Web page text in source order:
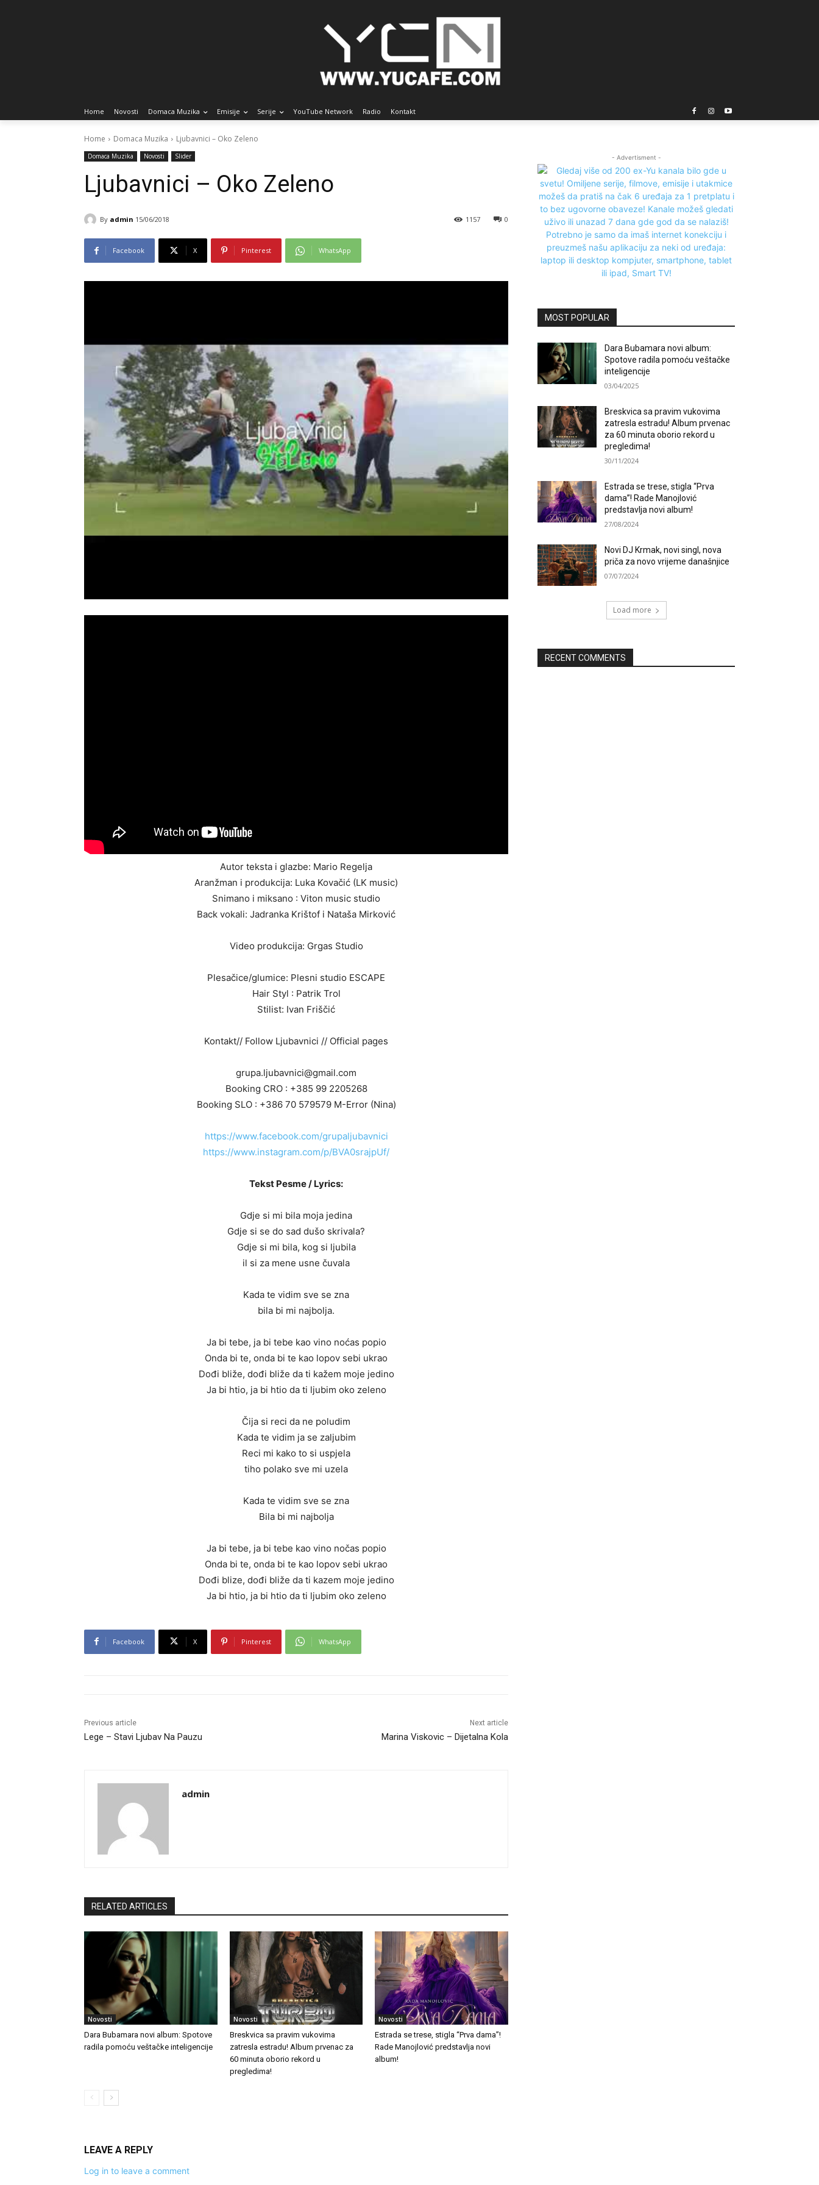
Home Novosti Domaca Muzika Emisije Serije YouTube Network Radio Kontakt
Home Domaca Muzika Ljubavnici – Oko Zeleno
Domaca Muzika Novosti Slider
Ljubavnici – Oko Zeleno
By admin 15/06/2018 0
1157
Facebook X Pinterest WhatsApp
Autor teksta i glazbe: Mario Regelja
Aranžman i produkcija: Luka Kovačić (LK music)
Snimano i miksano : Viton music studio
Back vokali: Jadranka Krištof i Nataša Mirković
Video produkcija: Grgas Studio
Plesačice/glumice: Plesni studio ESCAPE
Hair Styl : Patrik Trol
Stilist: Ivan Friščić
Kontakt// Follow Ljubavnici // Official pages
grupa.ljubavnici@gmail.com
Booking CRO : +385 99 2205268
Booking SLO : +386 70 579579 M-Error (Nina)
https://www.facebook.com/grupaljubavnici
https://www.instagram.com/p/BVA0srajpUf/
Tekst Pesme / Lyrics:
Gdje si mi bila moja jedina
Gdje si se do sad dušo skrivala?
Gdje si mi bila, kog si ljubila
il si za mene usne čuvala
Kada te vidim sve se zna
bila bi mi najbolja.
Ja bi tebe, ja bi tebe kao vino noćas popio
Onda bi te, onda bi te kao lopov sebi ukrao
Dođi bliže, dođi bliže da ti kažem moje jedino
Ja bi htio, ja bi htio da ti ljubim oko zeleno
Čija si reci da ne poludim
Kada te vidim ja se zaljubim
Reci mi kako to si uspjela
tiho polako sve mi uzela
Kada te vidim sve se zna
Bila bi mi najbolja
Ja bi tebe, ja bi tebe kao vino nočas popio
Onda bi te, onda bi te kao lopov sebi ukrao
Dođi blize, dođi bliže da ti kazem moje jedino
Ja bi htio, ja bi htio da ti ljubim oko zeleno
Facebook X Pinterest WhatsApp
Previous article
Lege – Stavi Ljubav Na Pauzu
Next article
Marina Viskovic – Dijetalna Kola
admin
RELATED ARTICLES
Novosti
Dara Bubamara novi album: Spotove
radila pomoću veštačke inteligencije
Novosti
Breskvica sa pravim vukovima
zatresla estradu! Album prvenac za
60 minuta oborio rekord u
pregledima!
Novosti
Estrada se trese, stigla “Prva dama”!
Rade Manojlović predstavlja novi
album!
LEAVE A REPLY
Log in to leave a comment
- Advertisment -
MOST POPULAR
Dara Bubamara novi album:
Spotove radila pomoću veštačke
inteligencije
03/04/2025
Breskvica sa pravim vukovima
zatresla estradu! Album prvenac
za 60 minuta oborio rekord u
pregledima!
30/11/2024
Estrada se trese, stigla “Prva
dama”! Rade Manojlović
predstavlja novi album!
27/08/2024
Novi DJ Krmak, novi singl, nova
priča za novo vrijeme današnjice
07/07/2024
Load more
RECENT COMMENTS